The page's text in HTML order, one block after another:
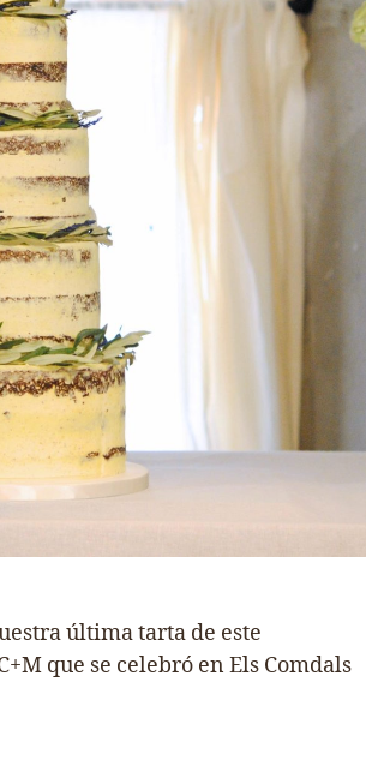
última tarta de este
que se celebró en Els Comdals